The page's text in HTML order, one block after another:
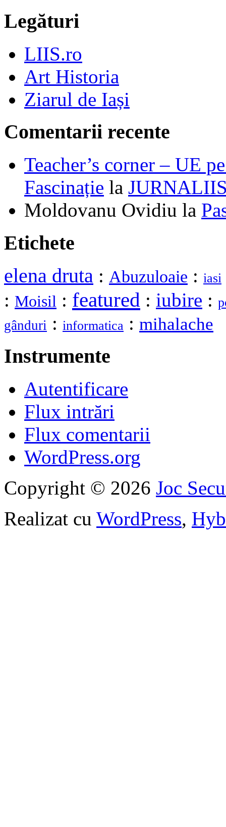
Legături
LIIS.ro
Art Historia
Ziarul de Iași
Comentarii recente
Teacher’s corner – UE
Fascinație la
Moldovanu Ovidiu la
Etichete
elena druta : Abuzuloaie : iasi
: Moisil : featured : iubire :
gânduri : informatica : mihalache
Instrumente
Autentificare
Flux intrări
Flux comentarii
WordPress.org
Copyright © 2026 Joc
Realizat cu WordPress,